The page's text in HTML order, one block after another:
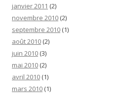
janvier 2011 (2)
novembre 2010 (2)
septembre 2010 (1)
août 2010 (2)
juin 2010 (3)
mai 2010 (2)
avril 2010 (1)
mars 2010 (1)